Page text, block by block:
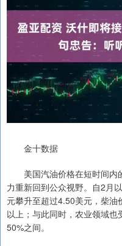
金十数据
美国汽油价格在短时间内
力重新回到公众视野。自2月
元攀升至超过4.50美元，柴
以上；与此同时，农业领域
50%之间。